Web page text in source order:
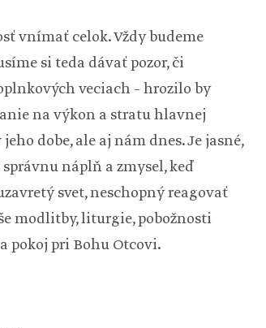
vnímať celok. Vždy budeme
si teda dávať pozor, či
veciach – hrozilo by
na výkon a stratu hlavnej
dobe, ale aj nám dnes. Je jasné,
náplň a zmysel, keď
svet, neschopný reagovať
modlitby, liturgie, pobožnosti
pokoj pri Bohu Otcovi.